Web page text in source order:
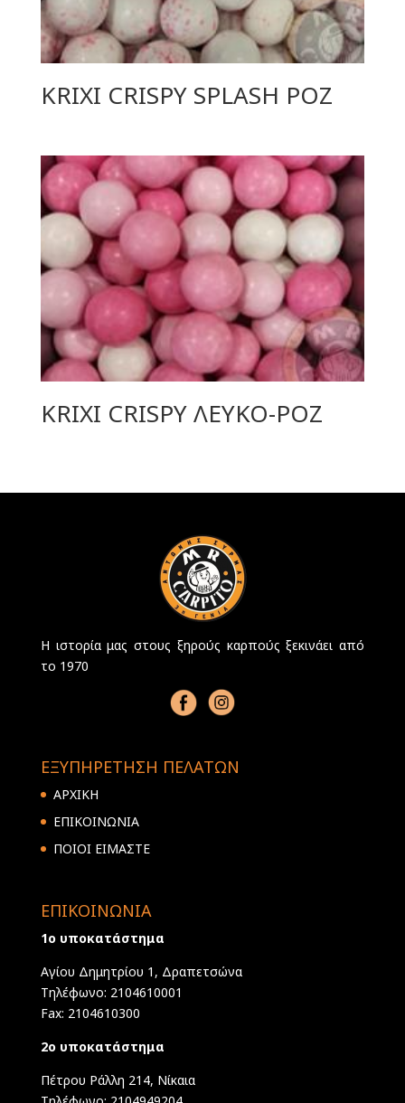
KRIXI CRISPY SPLASH ΡΟΖ
KRIXI CRISPY ΛΕΥΚΟ-ΡΟΖ
Η ιστορία μας στους ξηρούς καρπούς ξεκινάει από
το 1970
ΕΞΥΠΗΡΕΤΗΣΗ ΠΕΛΑΤΩΝ
ΑΡΧΙΚΗ
ΕΠΙΚΟΙΝΩΝΙΑ
ΠΟΙΟΙ ΕΙΜΑΣΤΕ
ΕΠΙΚΟΙΝΩΝΙΑ
1ο υποκατάστημα
Αγίου Δημητρίου 1, Δραπετσώνα
Τηλέφωνο: 2104610001
Fax: 2104610300
2ο υποκατάστημα
Πέτρου Ράλλη 214, Νίκαια